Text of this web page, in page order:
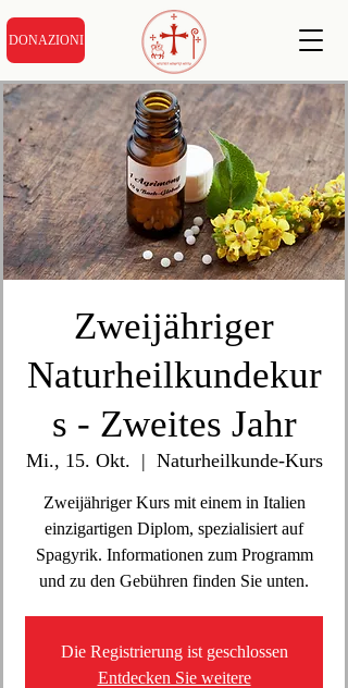
DONAZIONI
Zweijähriger
Naturheilkundekur
s - Zweites Jahr
Mi., 15. Okt.
  |
Naturheilkunde-Kurs
Zweijähriger Kurs mit einem in Italien
einzigartigen Diplom, spezialisiert auf
Spagyrik. Informationen zum Programm
und zu den Gebühren finden Sie unten.
Die Registrierung ist geschlossen
Entdecken Sie weitere